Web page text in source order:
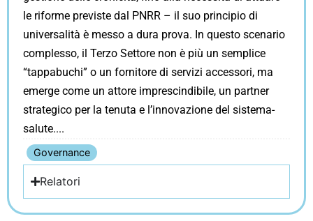
le riforme previste dal PNRR – il suo principio di
universalità è messo a dura prova. In questo scenario
complesso, il Terzo Settore non è più un semplice
“tappabuchi” o un fornitore di servizi accessori, ma
emerge come un attore imprescindibile, un partner
strategico per la tenuta e l’innovazione del sistema-
salute.
Governance
Relatori